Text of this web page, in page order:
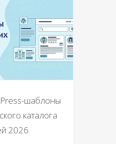
шаблоны
каталога
2026